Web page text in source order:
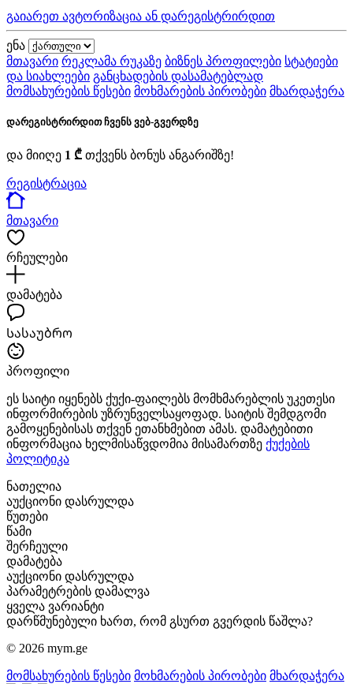
გაიარეთ ავტორიზაცია ან დარეგისტრირდით
ენა
მთავარი რეკლამა რუკაზე ბიზნეს პროფილები სტატიები
და სიახლეები განცხადების დასამატებლად
მომსახურების წესები მოხმარების პირობები მხარდაჭერა
დარეგისტრირდით ჩვენს ვებ-გვერდზე
და მიიღე 1 ₾ თქვენს ბონუს ანგარიშზე!
რეგისტრაცია
მთავარი
რჩეულები
დამატება
Სასაუბრო
პროფილი
ეს საიტი იყენებს ქუქი-ფაილებს მომხმარებლის უკეთესი
ინფორმირების უზრუნველსაყოფად. საიტის შემდგომი
გამოყენებისას თქვენ ეთანხმებით ამას. დამატებითი
ინფორმაცია ხელმისაწვდომია მისამართზე ქუქების
პოლიტიკა
ნათელია
აუქციონი დასრულდა
წუთები
წამი
შერჩეული
დამატება
აუქციონი დასრულდა
პარამეტრების დამალვა
ყველა ვარიანტი
დარწმუნებული ხართ, რომ გსურთ გვერდის წაშლა?
© 2026 mym.ge
მომსახურების წესები მოხმარების პირობები მხარდაჭერა